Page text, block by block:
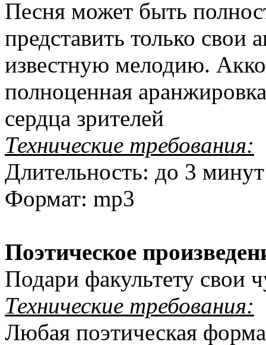
Песня может быть
представить только свои
известную мелодию.
полноценная
сердца зрителей
Технические требования:
Длительность: до 3 минут
Формат: mp3
Поэтическое
Подари факультету свои
Технические требования:
Любая поэтическая